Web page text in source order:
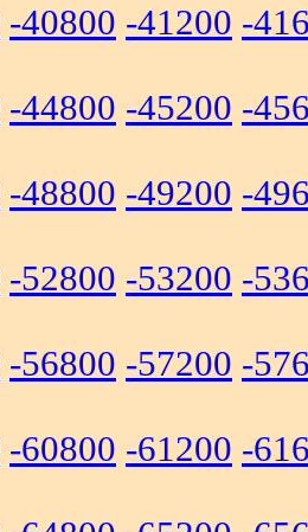
-40800 -41200 -
-44800 -45200 -
-48800 -49200 -
-52800 -53200 -
-56800 -57200 -
-60800 -61200 -